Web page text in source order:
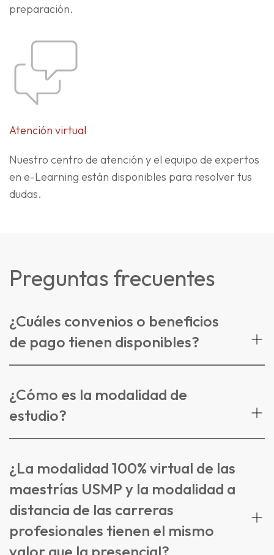
preparación.
Atención virtual
Nuestro centro de atención y el equipo de expertos
en e-Learning están disponibles para resolver tus
dudas.
Preguntas frecuentes
¿Cuáles convenios o beneficios
de pago tienen disponibles?
¿Cómo es la modalidad de
estudio?
¿La modalidad 100% virtual de las
maestrías USMP y la modalidad a
distancia de las carreras
profesionales tienen el mismo
valor que la presencial?